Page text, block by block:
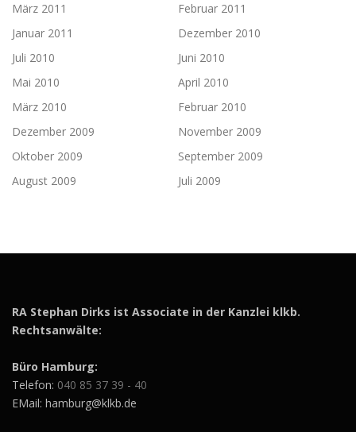
März 2011
Februar 2011
Januar 2011
Dezember 2010
Juli 2010
Juni 2010
Mai 2010
April 2010
März 2010
Februar 2010
Dezember 2009
November 2009
Oktober 2009
September 2009
August 2009
Juli 2009
RA Stephan Dirks ist Associate in der Kanzlei klkb.
Rechtsanwälte:
Büro Hamburg:
Telefon: 040 85 37 39 - 40
EMail: hamburg@klkb.de